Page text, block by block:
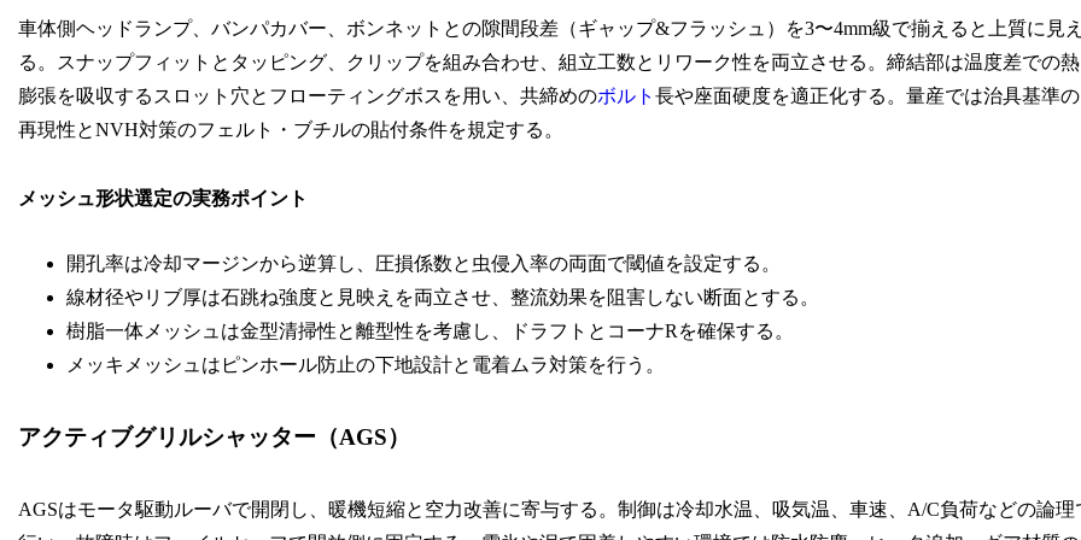
車体側ヘッドランプ、バンパカバー、ボンネットとの隙間段差（ギャップ&フラッシュ）を3〜4mm級で揃えると上質に見
る。スナップフィットとタッピング、クリップを組み合わせ、組立工数とリワーク性を両立させる。締結部は温度差での熱
膨張を吸収するスロット穴とフローティングボスを用い、共締めのボルト 長や座面硬度を適正化する。量産では治具基準の
再現性とNVH対策のフェルト・ブチルの貼付条件を規定する。
メッシュ形状選定の実務ポイント
開孔率は冷却マージンから逆算し、圧損係数と虫侵入率の両面で閾値を設定する。
線材径やリブ厚は石跳ね強度と見映えを両立させ、整流効果を阻害しない断面とする。
樹脂一体メッシュは金型清掃性と離型性を考慮し、ドラフトとコーナRを確保する。
メッキメッシュはピンホール防止の下地設計と電着ムラ対策を行う。
アクティブグリルシャッター（AGS）
AGSはモータ駆動ルーバで開閉し、暖機短縮と空力改善に寄与する。制御は冷却水温、吸気温、車速、A/C負荷などの論理